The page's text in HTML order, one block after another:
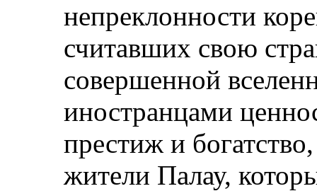
непреклонности
считавших свою
совершенной
иностранцами
престиж и
жители Палау,